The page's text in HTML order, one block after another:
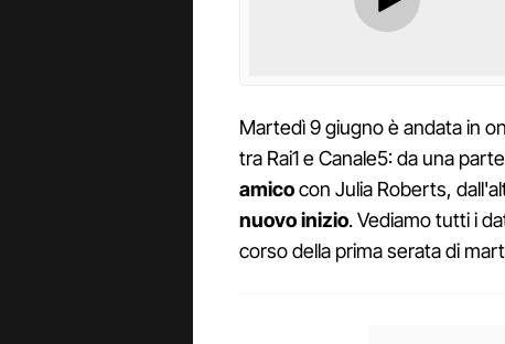
Martedì 9 giugno è andata in
tra Rai1 e Canale5: da una
amicocon Julia Roberts,
nuovo inizio. Vediamo tutti i
corso della prima serata di